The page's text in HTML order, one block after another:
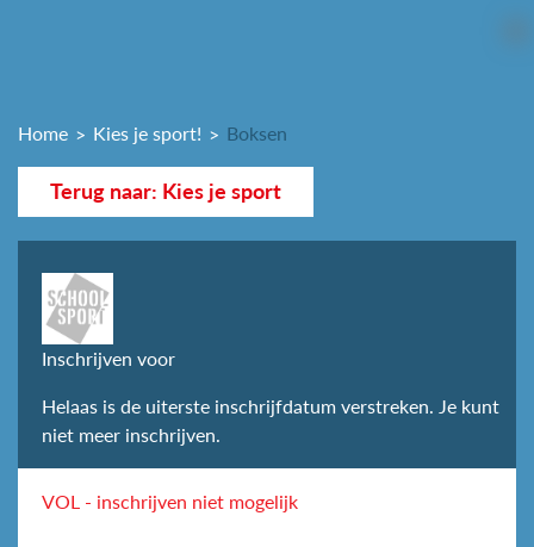
Home Kies je sport! Boksen
Terug naar: Kies je sport
Inschrijven voor
Helaas is de uiterste inschrijfdatum verstreken. Je kunt
niet meer inschrijven.
VOL - inschrijven niet mogelijk